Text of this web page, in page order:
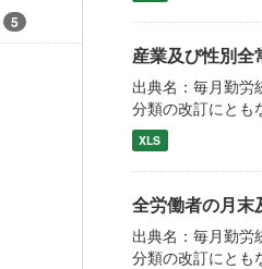
5
産業及び性別全
出典名：毎月勤労
分類の改訂にとも
XLS
全労働者の月末
出典名：毎月勤労
分類の改訂にとも